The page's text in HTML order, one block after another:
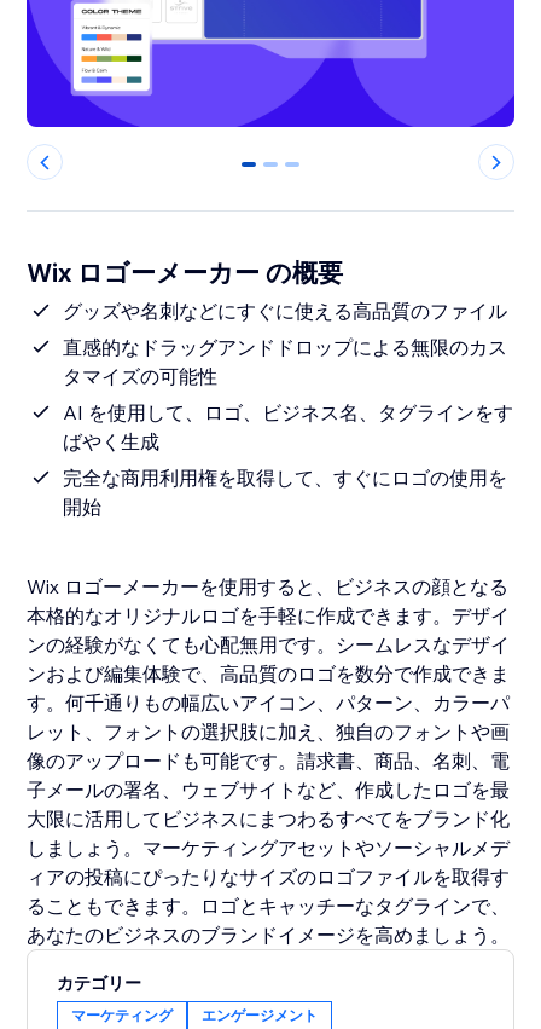
0 1 2
Wix ロゴーメーカー の概要
グッズや名刺などにすぐに使える高品質のファイル
直感的なドラッグアンドドロップによる無限のカス
タマイズの可能性
AI を使用して、ロゴ、ビジネス名、タグラインをす
ばやく生成
完全な商用利用権を取得して、すぐにロゴの使用を
開始
Wix ロゴーメーカーを使用すると、ビジネスの顔となる
本格的なオリジナルロゴを手軽に作成できます。デザイ
ンの経験がなくても心配無用です。シームレスなデザイ
ンおよび編集体験で、高品質のロゴを数分で作成できま
す。何千通りもの幅広いアイコン、パターン、カラーパ
レット、フォントの選択肢に加え、独自のフォントや画
像のアップロードも可能です。請求書、商品、名刺、電
子メールの署名、ウェブサイトなど、作成したロゴを最
大限に活用してビジネスにまつわるすべてをブランド化
しましょう。マーケティングアセットやソーシャルメデ
ィアの投稿にぴったりなサイズのロゴファイルを取得す
ることもできます。ロゴとキャッチーなタグラインで、
カテゴリー
マーケティング エンゲージメント